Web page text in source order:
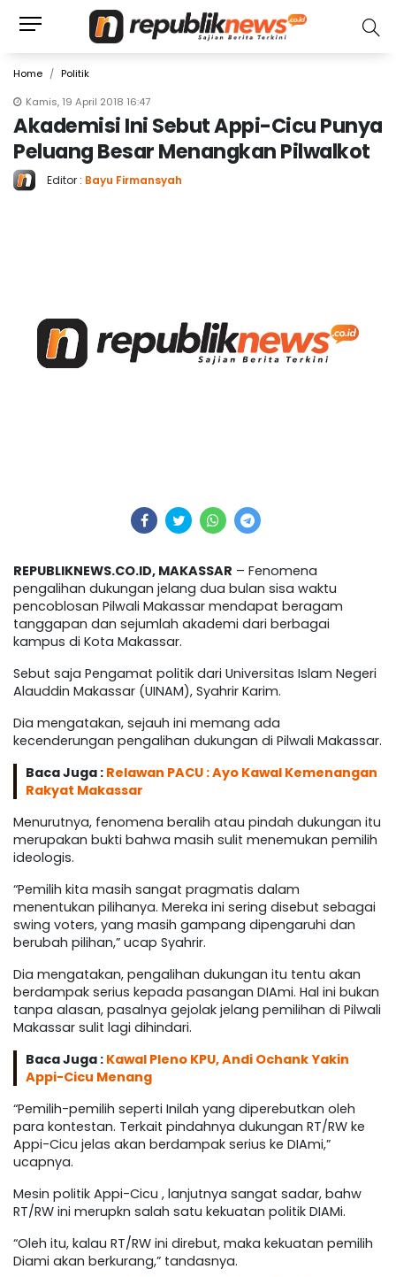
Home
Politik
Kamis, 19 April 2018 16:47
Akademisi Ini Sebut Appi-Cicu Punya
Peluang Besar Menangkan Pilwalkot
Editor : Bayu Firmansyah
REPUBLIKNEWS.CO.ID, MAKASSAR – Fenomena
pengalihan dukungan jelang dua bulan sisa waktu
pencoblosan Pilwali Makassar mendapat beragam
tanggapan dan sejumlah akademi dari berbagai
kampus di Kota Makassar.
Sebut saja Pengamat politik dari Universitas Islam Negeri
Alauddin Makassar (UINAM), Syahrir Karim.
Dia mengatakan, sejauh ini memang ada
kecenderungan pengalihan dukungan di Pilwali Makassar.
Baca Juga : Relawan PACU : Ayo Kawal Kemenangan
Rakyat Makassar
Menurutnya, fenomena beralih atau pindah dukungan itu
merupakan bukti bahwa masih sulit menemukan pemilih
ideologis.
“Pemilih kita masih sangat pragmatis dalam
menentukan pilihanya. Mereka ini sering disebut sebagai
swing voters, yang masih gampang dipengaruhi dan
berubah pilihan,” ucap Syahrir.
Dia mengatakan, pengalihan dukungan itu tentu akan
berdampak serius kepada pasangan DIAmi. Hal ini bukan
tanpa alasan, pasalnya gejolak jelang pemilihan di Pilwali
Makassar sulit lagi dihindari.
Baca Juga : Kawal Pleno KPU, Andi Ochank Yakin
Appi-Cicu Menang
“Pemilih-pemilih seperti Inilah yang diperebutkan oleh
para kontestan. Terkait pindahnya dukungan RT/RW ke
Appi-Cicu jelas akan berdampak serius ke DIAmi,”
ucapnya.
Mesin politik Appi-Cicu , lanjutnya sangat sadar, bahw
RT/RW ini merupkn salah satu kekuatan politik DIAMi.
“Oleh itu, kalau RT/RW ini direbut, maka kekuatan pemilih
Diami akan berkurang,” tandasnya.